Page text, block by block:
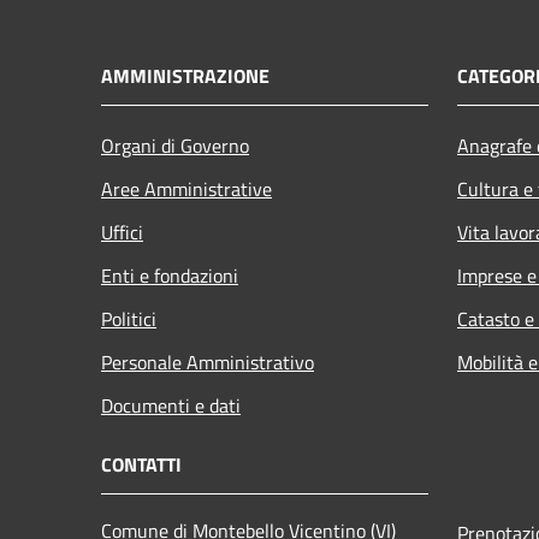
AMMINISTRAZIONE
Organi di Governo
Aree Amministrative
Uffici
Enti e fondazioni
Politici
Personale Amministrativo
Documenti e dati
Cultura
Vita
Imprese
Catasto
Mobilità
CONTATTI
Comune di Montebello Vicentino (VI)